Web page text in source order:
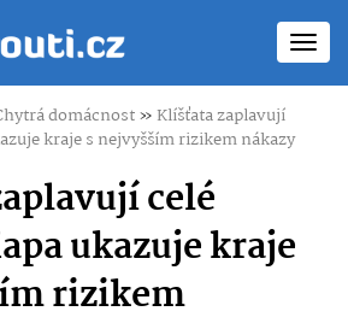
domácnost»Klíšťata zaplavují
kraje s nejvyšším rizikem nákazy
celé
ukazuje kraje
rizikem